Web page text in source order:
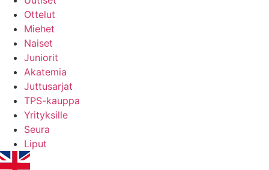
Ottelut
Miehet
Naiset
Juniorit
Akatemia
Juttusarjat
TPS-kauppa
Yrityksille
Seura
Liput